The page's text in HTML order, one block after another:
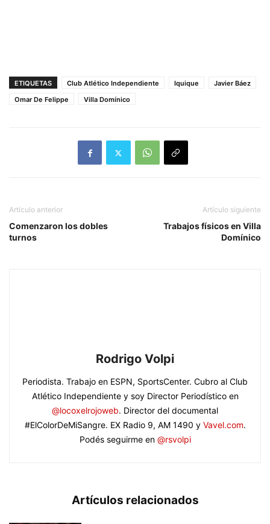
ETIQUETAS Club Atlético Independiente Iquique
Javier Báez
Omar De Felippe
Villa Domínico
Artículo anterior
Comenzaron los dobles
turnos
Artículo siguiente
Trabajos físicos en Villa
Domínico
Rodrigo Volpi
Periodista. Trabajo en ESPN, SportsCenter. Cubro al Club
Atlético Independiente y soy Director Periodístico en
@locoxelrojoweb. Director del documental
#ElColorDeMiSangre. EX Radio 9, AM 1490 y Vavel.com.
Podés seguirme en @rsvolpi
Artículos relacionados